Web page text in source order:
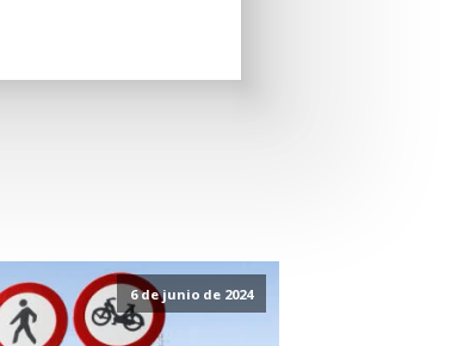
6 de junio de 2024